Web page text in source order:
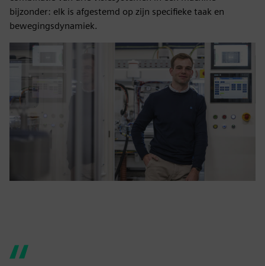
bijzonder: elk is afgestemd op zijn specifieke taak en
bewegingsdynamiek.